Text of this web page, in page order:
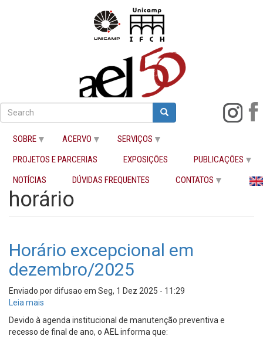
para
principal
Buscar
Search Search
SOBRE ACERVO
SERVIÇOS
PROJETOS E PARCERIAS
EXPOSIÇÕES
PUBLICAÇÕES
NOTÍCIAS
DÚVIDAS FREQUENTES CONTATOS
horário
Horário excepcional em
dezembro/2025
Enviado pordifusao em Seg, 1 Dez 2025 - 11:29
Leia mais
excepcional
em
Devido à agenda institucional de manutenção preventiva e
recesso de final de ano, o AEL informa que: